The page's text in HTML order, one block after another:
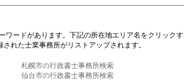
ワードがあります。下記の所在地エリア名をクリックす
れた士業事務所がリストアップされます。
札幌市の行政書士事務所検索
仙台市の行政書士事務所検索